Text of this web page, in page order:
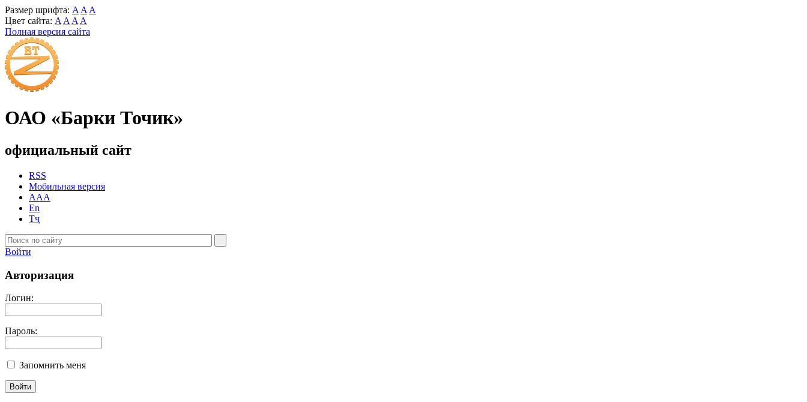
Размер шрифта: A A A
Цвет сайта: A A A A
Полная версия сайта
ОАО «Барки Точик»
официальный сайт
RSS
Мобильная версия
AAA
En
Тҷ
Войти
Авторизация
Логин:
Пароль:
Запомнить меня